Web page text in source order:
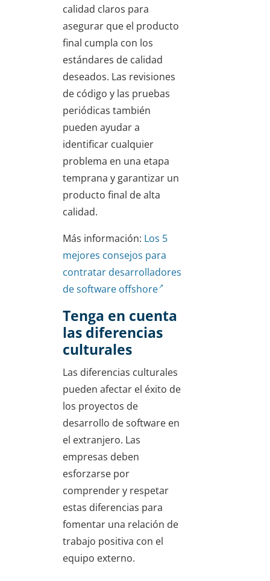
calidad claros para
asegurar que el producto
final cumpla con los
estándares de calidad
deseados. Las revisiones
de código y las pruebas
periódicas también
pueden ayudar a
identificar cualquier
problema en una etapa
temprana y garantizar un
producto final de alta
calidad.
Más información: Los 5
mejores consejos para
contratar desarrolladores
de software offshore
Tenga en cuenta
las diferencias
culturales
Las diferencias culturales
pueden afectar el éxito de
los proyectos de
desarrollo de software en
el extranjero. Las
empresas deben
esforzarse por
comprender y respetar
estas diferencias para
fomentar una relación de
trabajo positiva con el
equipo externo.